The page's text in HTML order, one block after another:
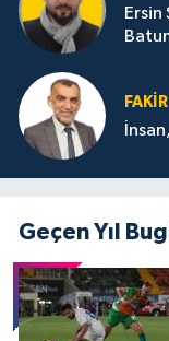
Ersin
Geçen Yıl